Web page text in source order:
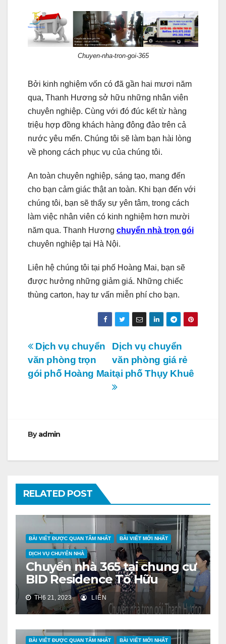
Chuyen-nha-tron-goi-365
Bởi kinh nghiệm vốn có đã gần hai mươi năm
qua, Thanh Hương sở hữu những nhân viên
chuyên nghiệp. Cùng với đó đúc kết từ hàng
triệu hợp đồng khách hàng đông đảo trên cả
nước yêu mến. Chúng tôi sẽ làm bạn hài lòng
về phong cách phục vụ của chúng tôi.
An toàn chuyên nghiệp, sáng tạo, mang đến
cho bạn cảm giác thật an toàn. Khi bạn đến với
chúng tôi, bạn sẽ thấy sự yên tâm, trong cách
làm việc nhân viên có kinh nghiệm hơn mười
năm qua. Thanh Hương chuyển nhà trọn gói
chuyên nghiệp tại Hà Nội.
Liên hệ chúng tôi tại phố Hoàng Mai, bạn sẽ
được hưởng những giảm giá. Những chiếc
thùng carton, hay tư vấn miễn phí cho bạn.
Điều
hướng
Dịch vụ chuyển
văn phòng giá rẻ
tại phố Thụy Khuê
Dịch vụ chuyển
văn phòng trọn
gói phố Hoàng Mai
Byadmin
RELATED POST
BÀI VIẾT ĐƯỢC QUAN TÂM NHẤT BÀI VIẾT MỚI NHẤT
DỊCH VỤ CHUYỂN NHÀ
Chuyển nhà 365 tại chung cư
BID Residence Tố Hữu
TH6 21, 2023 LIÊN
BÀI VIẾT ĐƯỢC QUAN TÂM NHẤT BÀI VIẾT MỚI NHẤT